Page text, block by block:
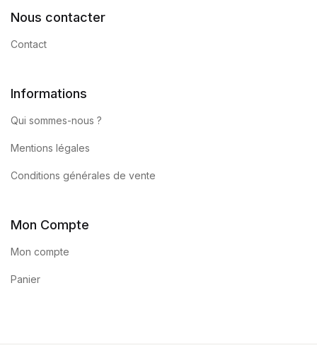
Nous contacter
Contact
Informations
Qui sommes-nous ?
Mentions légales
Conditions générales de vente
Mon Compte
Mon compte
Panier